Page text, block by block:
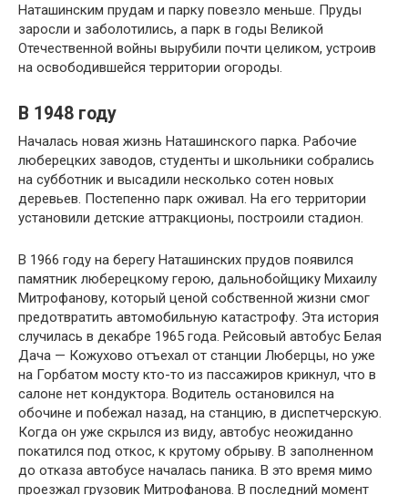
Наташинским прудам и парку повезло меньше. Пруды
заросли и заболотились, а парк в годы Великой
Отечественной войны вырубили почти целиком, устроив
на освободившейся территории огороды.
В 1948 году
Началась новая жизнь Наташинского парка. Рабочие
люберецких заводов, студенты и школьники собрались
на субботник и высадили несколько сотен новых
деревьев. Постепенно парк оживал. На его территории
установили детские аттракционы, построили стадион.
В 1966 году на берегу Наташинских прудов появился
памятник люберецкому герою, дальнобойщику Михаилу
Митрофанову, который ценой собственной жизни смог
предотвратить автомобильную катастрофу. Эта история
случилась в декабре 1965 года. Рейсовый автобус Белая
Дача — Кожухово отъехал от станции Люберцы, но уже
на Горбатом мосту кто-то из пассажиров крикнул, что в
салоне нет кондуктора. Водитель остановился на
обочине и побежал назад, на станцию, в диспетчерскую.
Когда он уже скрылся из виду, автобус неожиданно
покатился под откос, к крутому обрыву. В заполненном
до отказа автобусе началась паника. В это время мимо
проезжал грузовик Митрофанова. В последний момент